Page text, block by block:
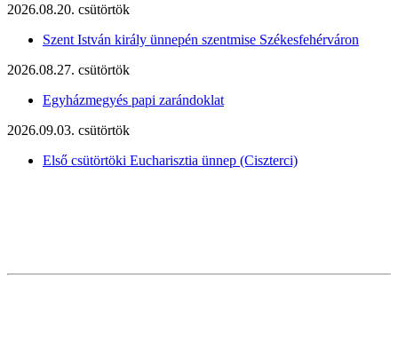
2026.08.20. csütörtök
Szent István király ünnepén szentmise Székesfehérváron
2026.08.27. csütörtök
Egyházmegyés papi zarándoklat
2026.09.03. csütörtök
Első csütörtöki Eucharisztia ünnep (Ciszterci)